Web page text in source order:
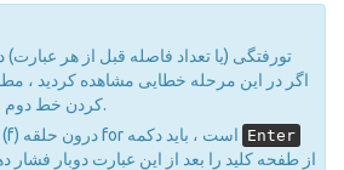
تورفتگی (یا تعداد فاصله قبل از هر
اگر در این مرحله خطایی مشاهده کردید ،
کردن خط دوم ، 2 فاصله اضافه کرده اید.
Enter
از طفحه کلید را بعد از این عبارت دوبار فشار